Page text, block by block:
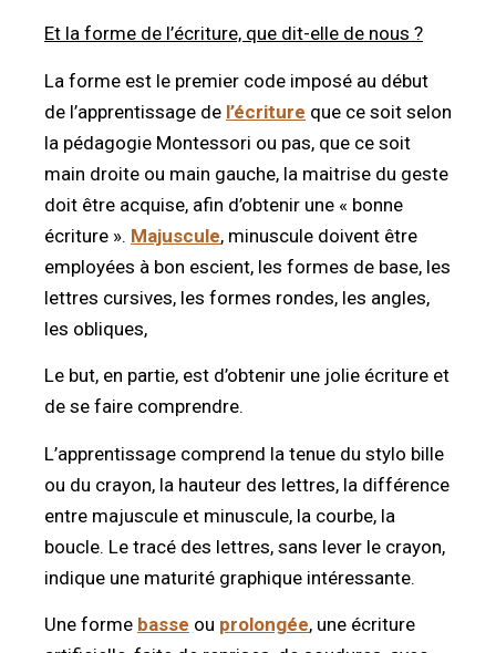
Et la forme de l’écriture, que dit-elle de nous ?
La forme est le premier code imposé au début
de l’apprentissage de l’écriture que ce soit selon
la pédagogie Montessori ou pas, que ce soit
main droite ou main gauche, la maitrise du geste
doit être acquise, afin d’obtenir une « bonne
écriture ». Majuscule, minuscule doivent être
employées à bon escient, les formes de base, les
lettres cursives, les formes rondes, les angles,
les obliques,
Le but, en partie, est d’obtenir une jolie écriture et
de se faire comprendre.
L’apprentissage comprend la tenue du stylo bille
ou du crayon, la hauteur des lettres, la différence
entre majuscule et minuscule, la courbe, la
boucle. Le tracé des lettres, sans lever le crayon,
indique une maturité graphique intéressante.
Une forme basse ou prolongée, une écriture